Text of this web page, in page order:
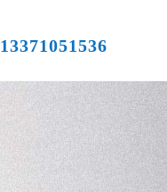
13371051536